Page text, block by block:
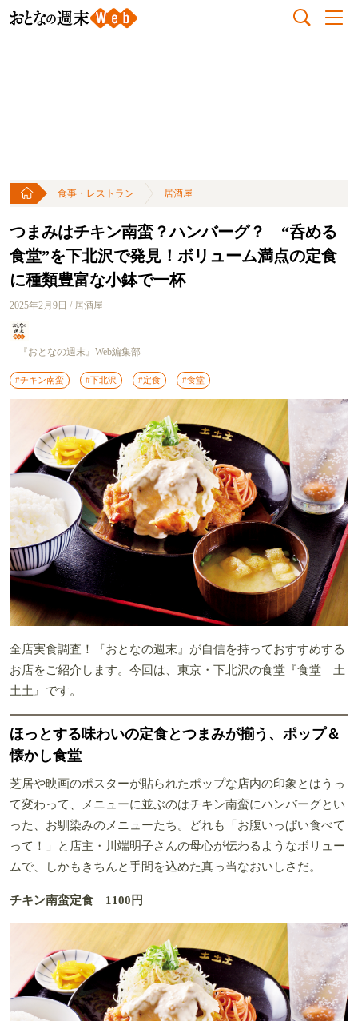
食事・レストラン 居酒屋
つまみはチキン南蛮？ハンバーグ？ “呑める
食堂”を下北沢で発見！ボリューム満点の定食
に種類豊富な小鉢で一杯
2025年2月9日 / 居酒屋
『おとなの週末』Web編集部
#チキン南蛮 #下北沢 #定食 #食堂
全店実食調査！『おとなの週末』が自信を持っておすすめする
お店をご紹介します。今回は、東京・下北沢の食堂『食堂 土
土土』です。
ほっとする味わいの定食とつまみが揃う、ポップ＆
懐かし食堂
芝居や映画のポスターが貼られたポップな店内の印象とはうっ
て変わって、メニューに並ぶのはチキン南蛮にハンバーグとい
った、お馴染みのメニューたち。どれも「お腹いっぱい食べて
って！」と店主・川端明子さんの母心が伝わるようなボリュー
ムで、しかもきちんと手間を込めた真っ当なおいしさだ。
チキン南蛮定食 1100円